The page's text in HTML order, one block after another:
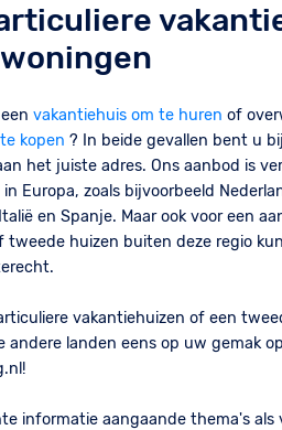
vakantiehuis om te huren of
kopen ? In beide gevallen bent u bij
het juiste adres. Ons aanbod is
Europa, zoals bijvoorbeeld
en Spanje. Maar ook voor een
tweede huizen buiten deze regio
vakantiehuizen of een
andere landen eens op uw gemak
informatie aangaande thema's als